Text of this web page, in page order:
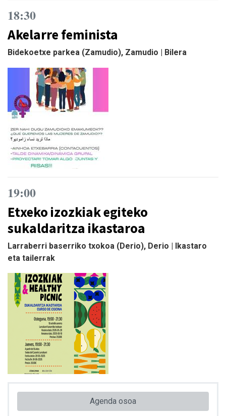
18:30
Akelarre feminista
Bidekoetxe parkea (Zamudio), Zamudio | Bilera
19:00
Etxeko izozkiak egiteko
sukaldaritza ikastaroa
Larraberri baserriko txokoa (Derio), Derio | Ikastaro
eta tailerrak
Agenda osoa